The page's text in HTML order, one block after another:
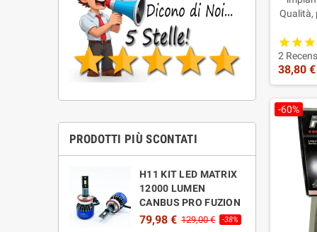
PRODOTTI PIÙ SCONTATI
H11 KIT LED MATRIX
12000 LUMEN
CANBUS PRO FUZION
79,98 € 129,00 € -38%
Qualità,
Xenon
2
38,80 €
-60%